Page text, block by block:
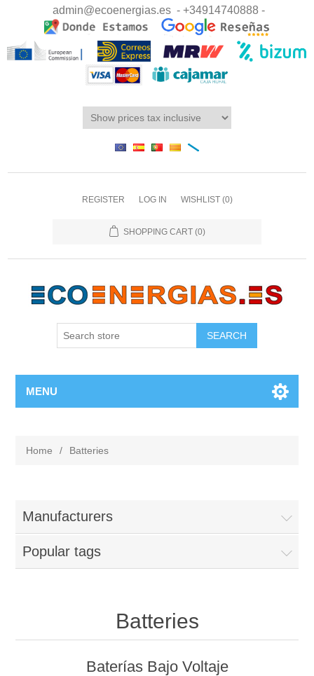
admin@ecoenergias.es - +34914740888 -
REGISTER LOG IN WISHLIST (0)
SHOPPING CART (0)
MENU
Home / Batteries
Manufacturers
Popular tags
Batteries
Baterías Bajo Voltaje